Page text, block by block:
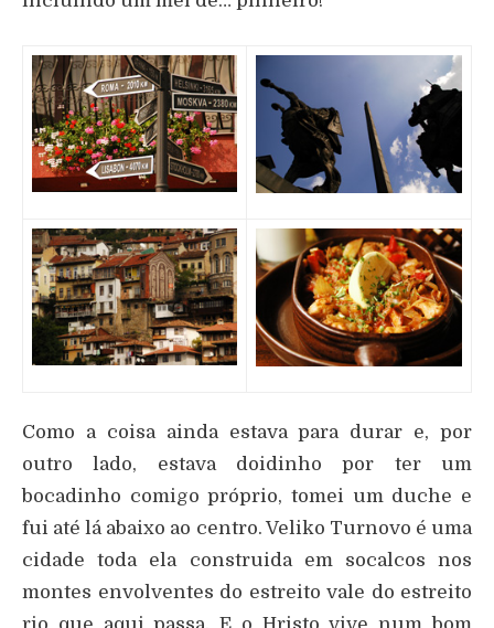
Como a coisa ainda estava para durar e, por
outro lado, estava doidinho por ter um
bocadinho comigo próprio, tomei um duche e
fui até lá abaixo ao centro. Veliko Turnovo é uma
cidade toda ela construida em socalcos nos
montes envolventes do estreito vale do estreito